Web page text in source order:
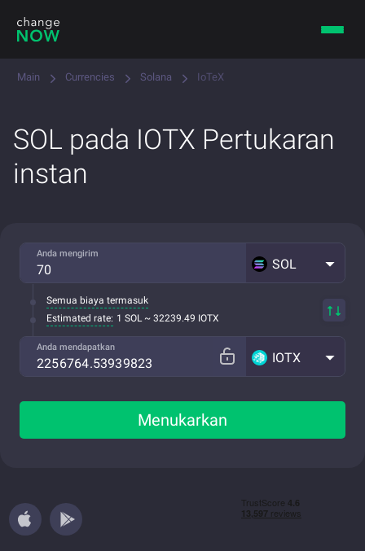
Main Currencies Solana IoTeX
SOL pada IOTX Pertukaran
instan
Anda mengirim
SOL
Semua biaya termasuk
Estimated rate: 1 SOL ~ 32239.49 IOTX
Anda mendapatkan
IOTX
Menukarkan